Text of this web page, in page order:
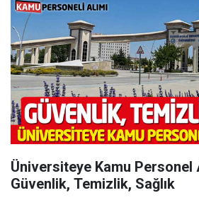
Üniversiteye Kamu Personel
Güvenlik, Temizlik, Sağlık